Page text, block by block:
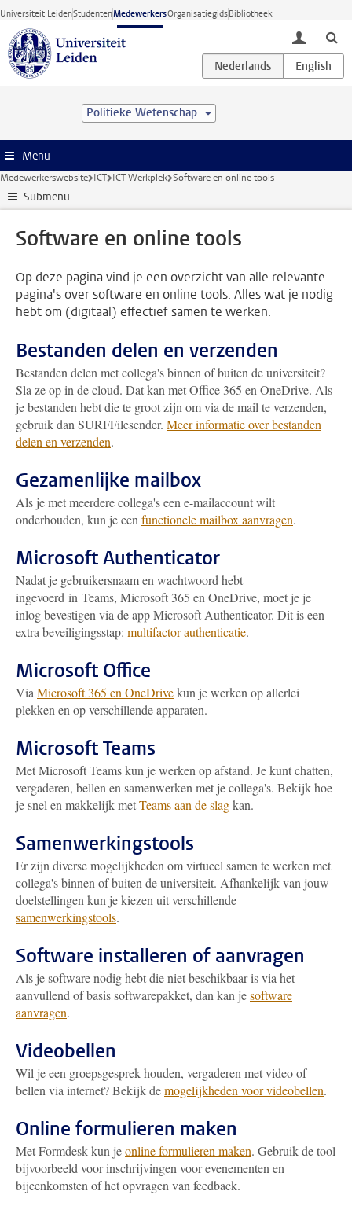
Ga direct naar de inhoud
Universiteit LeidenStudentenMedewerkersOrganisatiegidsBibliotheek
toggle
Politieke Wetenschap
Menu
Medewerkerswebsite ICT ICT Werkplek Software en online tools
Submenu
Software en online tools
Op deze pagina vind je een overzicht van alle relevante
pagina's over software en online tools. Alles wat je nodig
hebt om (digitaal) effectief samen te werken.
Bestanden delen en verzenden
Bestanden delen met collega's binnen of buiten de universiteit?
Sla ze op in de cloud. Dat kan met Office 365 en OneDrive. Als
je bestanden hebt die te groot zijn om via de mail te verzenden,
gebruik dan SURFFilesender. Meer informatie over bestanden
delen en verzenden.
Gezamenlijke mailbox
Als je met meerdere collega's een e-mailaccount wilt
onderhouden, kun je een functionele mailbox aanvragen.
Microsoft Authenticator
Nadat je gebruikersnaam en wachtwoord hebt
ingevoerd in Teams, Microsoft 365 en OneDrive, moet je je
inlog bevestigen via de app Microsoft Authenticator. Dit is een
extra beveiligingsstap: multifactor-authenticatie.
Microsoft Office
Via Microsoft 365 en OneDrivekun je werken op allerlei
plekken en op verschillende apparaten.
Microsoft Teams
Met Microsoft Teams kun je werken op afstand. Je kunt chatten,
vergaderen, bellen en samenwerken met je collega's. Bekijk hoe
je snel en makkelijk metTeams aan de slagkan.
Samenwerkingstools
Er zijn diverse mogelijkheden om virtueel samen te werken met
collega's binnen of buiten de universiteit. Afhankelijk van jouw
doelstellingen kun je kiezen uit verschillende
samenwerkingstools.
Software installeren of aanvragen
Als je software nodig hebt die niet beschikbaar is via het
aanvullend of basis softwarepakket, dan kan jesoftware
aanvragen.
Videobellen
Wil je een groepsgesprek houden, vergaderen met video of
bellen via internet? Bekijk demogelijkheden voor videobellen.
Online formulieren maken
Met Formdesk kun jeonline formulieren maken. Gebruik de tool
bijvoorbeeld voor inschrijvingen voor evenementen en
bijeenkomsten of het opvragen van feedback.